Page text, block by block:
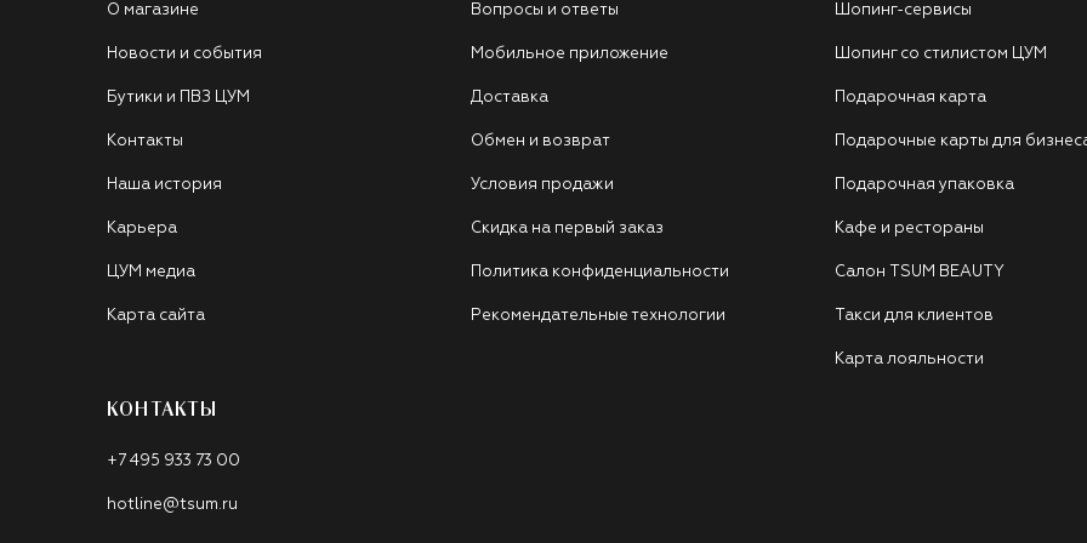
О магазине
Новости и события
Бутики и ПВЗ ЦУМ
Контакты
Наша история
Карьера
ЦУМ медиа
Карта сайта
Вопросы и ответы
Мобильное приложение
Доставка
Обмен и возврат
Условия продажи
Скидка на первый заказ
Политика конфиденциальности
Рекомендательные технологии
Шопинг-сервисы
Шопинг со стилистом ЦУМ
Подарочная карта
Подарочные карты для
Подарочная упаковка
Кафе и рестораны
Салон TSUM BEAUTY
Такси для клиентов
Карта лояльности
КОНТАКТЫ
+7 495 933 73 00
hotline@tsum.ru